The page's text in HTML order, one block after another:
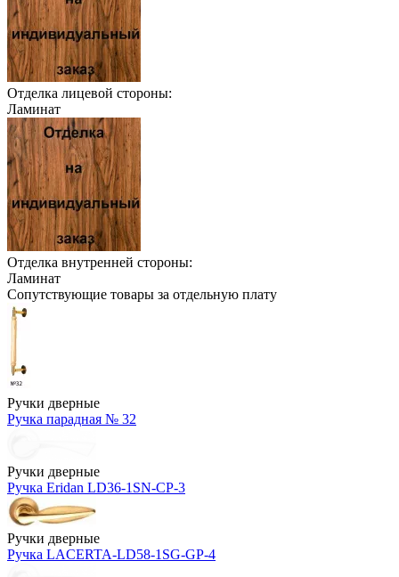
Отделка лицевой стороны:
Ламинат
Отделка внутренней стороны:
Ламинат
Сопутствующие товары за отдельную плату
Ручки дверные
Ручка парадная № 32
Ручки дверные
Ручка Eridan LD36-1SN-CP-3
Ручки дверные
Ручка LACERTA-LD58-1SG-GP-4